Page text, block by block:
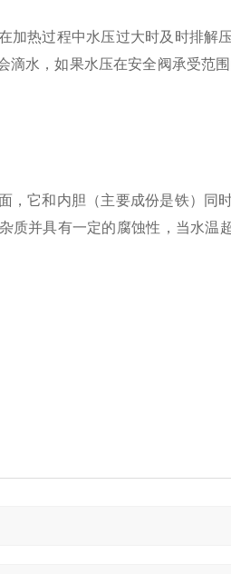
加热过程中水压过大时及时排解
水，如果水压在安全阀承受范围
，它和内胆（主要成份是铁）同
质并具有一定的腐蚀性，当水温